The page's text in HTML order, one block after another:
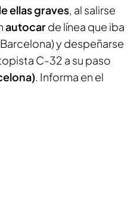
ellas graves, al salirse
autocarde línea que iba
y despeñarse
C-32 a su paso
. Informa en el